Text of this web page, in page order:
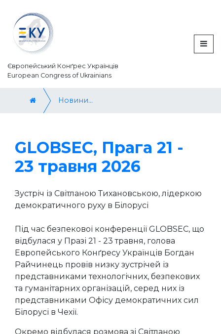
Європейський Конґрес Українців
European Congress of Ukrainians
Новини / News
GLOBSEC, Прага 21 -
23 травня 2026
Зустріч із Світланою Тихановською, лідеркою
демократичного руху в Білорусі
Під час безпекової конференції GLOBSEC, що
відбулася у Празі 21 - 23 травня, голова
Европейського Конґресу Українців Богдан
Райчинець провів низку зустрічей із
представниками технологічних, безпекових
та гуманітарних організацій, серед них із
представниками Офісу демократичних сил
Білорусі в Чехії.
Окремо відбулася розмова зі Світланою